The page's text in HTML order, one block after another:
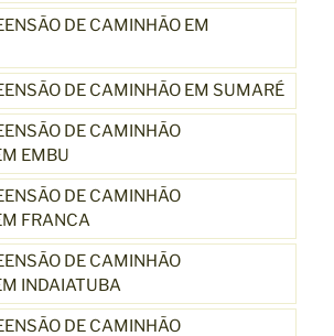
DE CAMINHÃO EM
DE CAMINHÃO EM SUMARÉ
DE CAMINHÃO
EMBU
DE CAMINHÃO
FRANCA
DE CAMINHÃO
INDAIATUBA
DE CAMINHÃO